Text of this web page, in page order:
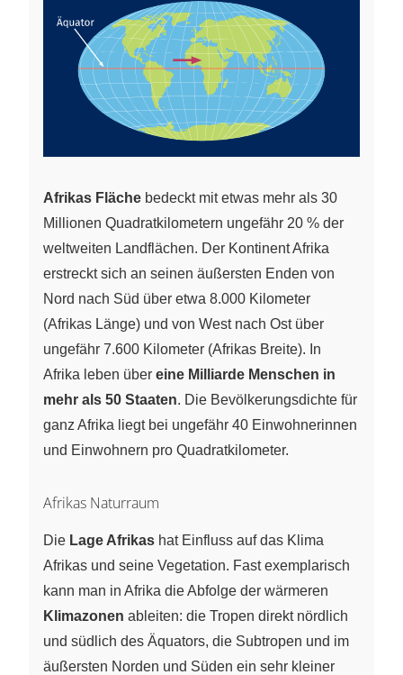
Afrikas Fläche bedeckt mit etwas mehr als 30
Millionen Quadratkilometern ungefähr 20 % der
weltweiten Landflächen. Der Kontinent Afrika
erstreckt sich an seinen äußersten Enden von
Nord nach Süd über etwa 8.000 Kilometer
(Afrikas Länge) und von West nach Ost über
ungefähr 7.600 Kilometer (Afrikas Breite). In
Afrika leben über eine Milliarde Menschen in
mehr als 50 Staaten. Die Bevölkerungsdichte für
ganz Afrika liegt bei ungefähr 40 Einwohnerinnen
und Einwohnern pro Quadratkilometer.
Afrikas Naturraum
Die Lage Afrikas hat Einfluss auf das Klima
Afrikas und seine Vegetation. Fast exemplarisch
kann man in Afrika die Abfolge der wärmeren
Klimazonen ableiten: die Tropen direkt nördlich
und südlich des Äquators, die Subtropen und im
äußersten Norden und Süden ein sehr kleiner